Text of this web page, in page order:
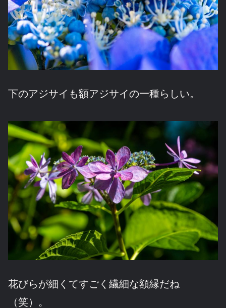
下のアジサイも額アジサイの一種らしい。
花びらが細くてすごく繊細な額縁だね
（笑）。